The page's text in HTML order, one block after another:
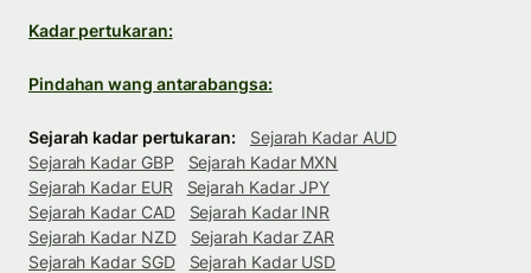
Kadar pertukaran:
Pindahan wang antarabangsa:
Sejarah kadar pertukaran:
Sejarah Kadar AUD
Sejarah Kadar GBP
Sejarah Kadar MXN
Sejarah Kadar EUR
Sejarah Kadar JPY
Sejarah Kadar CAD
Sejarah Kadar INR
Sejarah Kadar NZD
Sejarah Kadar ZAR
Sejarah Kadar SGD
Sejarah Kadar USD